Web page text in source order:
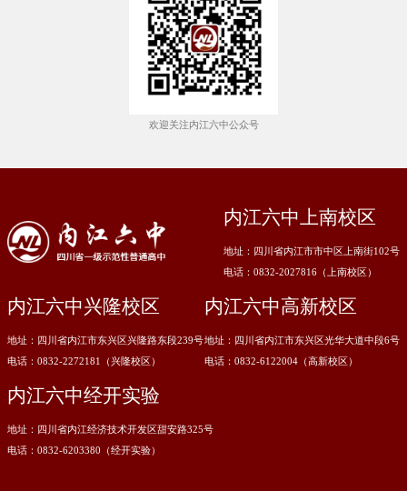
欢迎关注内江六中公众号
内江六中上南校区
地址：四川省内江市市中区上南街102号
电话：0832-2027816（上南校区）
内江六中兴隆校区
地址：四川省内江市东兴区兴隆路东段239号
电话：0832-2272181（兴隆校区）
内江六中高新校区
地址：四川省内江市东兴区光华大道中段6号
电话：0832-6122004（高新校区）
内江六中经开实验
地址：四川省内江经济技术开发区甜安路325号
电话：0832-6203380（经开实验）